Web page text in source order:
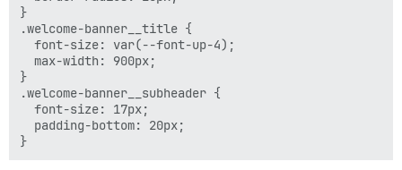
}
.welcome-banner__title {
  font-size: var(--font-up-4);
  max-width: 900px;
}
.welcome-banner__subheader {
  font-size: 17px;
  padding-bottom: 20px;